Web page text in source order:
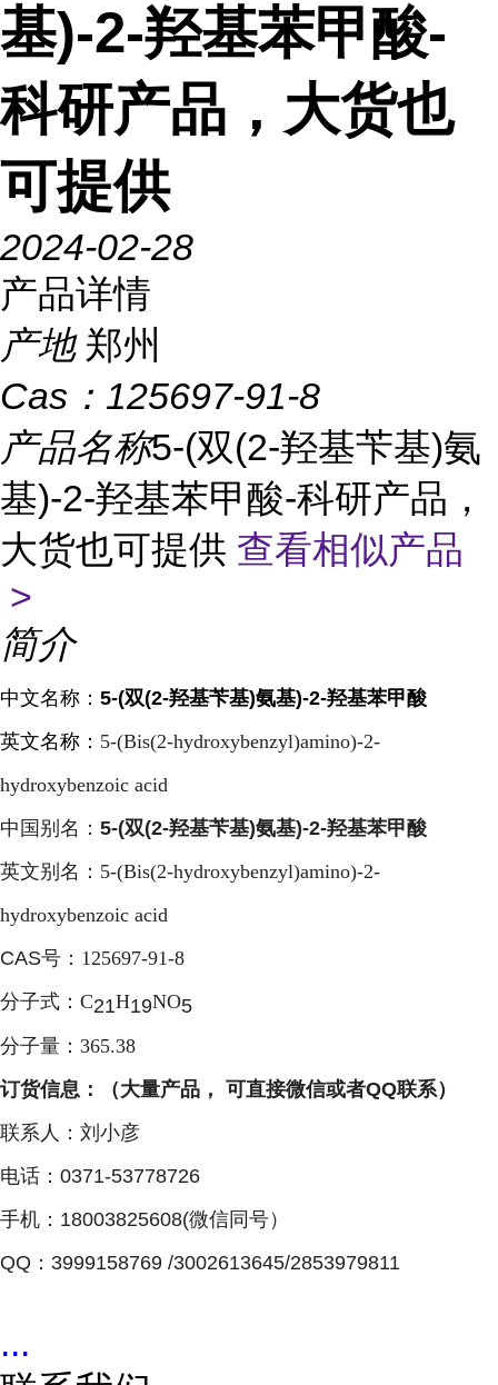
基)-2-羟基苯甲酸-
科研产品，大货也
可提供
2024-02-28
产品详情
产地 郑州
Cas： 125697-91-8
产品名称5-(双(2-羟基苄基)氨
基)-2-羟基苯甲酸-科研产品，
大货也可提供 查看相似产品
>
简介
中文名称： 5-(双(2-羟基苄基)氨基)-2-羟基苯甲酸
英文名称： 5-(Bis(2-hydroxybenzyl)amino)-2-
hydroxybenzoic acid
中国别名： 5-(双(2-羟基苄基)氨基)-2-羟基苯甲酸
英文别名： 5-(Bis(2-hydroxybenzyl)amino)-2-
hydroxybenzoic acid
CAS号： 125697-91-8
分子式： C21H19NO5
分子量： 365.38
订货信息：（大量产品， 可直接微信或者QQ联系）
联系人：刘小彦
电话：0371-53778726
手机：18003825608(微信同号）
QQ：3999158769 /3002613645/2853979811
...